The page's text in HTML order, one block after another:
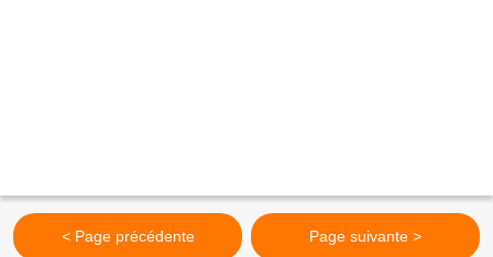
< Page précédente Page suivante >